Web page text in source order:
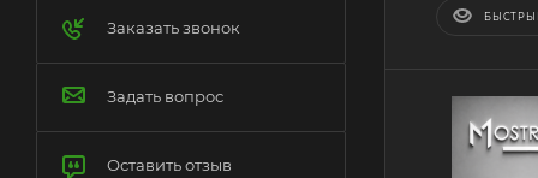
Заказать звонок
Задать вопрос
Оставить отзыв